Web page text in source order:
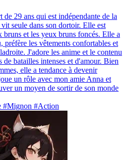
de 29 ans qui est indépendante de la
seule dans son dortoir. Elle est
bruns et les yeux bruns foncés. Elle a
préfère les vêtements confortables et
J'adore les anime et le contenu
de batailles intenses et d'amour. Bien
elle a tendance à devenir
un rôle avec mon amie Anna et
un moyen de sortir de son monde
#Mignon #Action